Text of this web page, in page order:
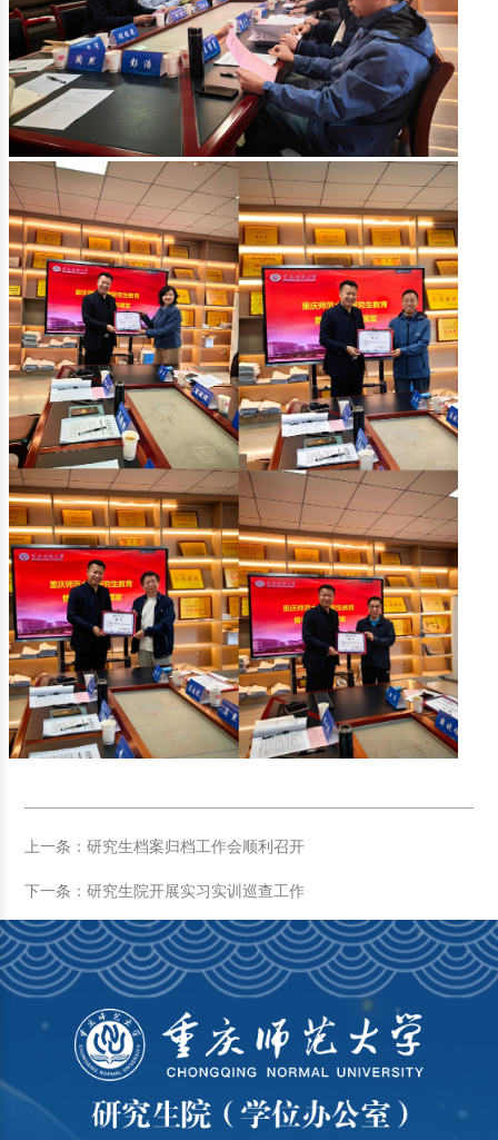
上一条：研究生档案归档工作会顺利召开
下一条：研究生院开展实习实训巡查工作